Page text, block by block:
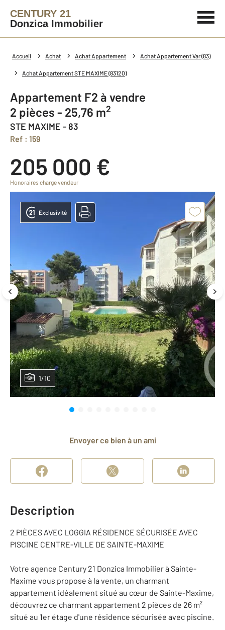
CENTURY 21
Donzica Immobilier
Accueil Achat Achat Appartement Achat Appartement Var (83)
Achat Appartement STE MAXIME (83120)
Appartement F2 à vendre
2 pièces - 25,76 m2
STE MAXIME - 83
Ref : 159
205 000 €
Honoraires charge vendeur
1/10
Exclusivité
Envoyer ce bien à un ami
Description
2 PIÈCES AVEC LOGGIA RÉSIDENCE SÉCURISÉE AVEC
PISCINE CENTRE-VILLE DE SAINTE-MAXIME
Votre agence Century 21 Donzica Immobilier à Sainte-
Maxime vous propose à la vente, un charmant
appartement idéalement situé au cœur de Sainte-Maxime,
découvrez ce charmant appartement 2 pièces de 26 m²
situé au 1er étage d'une résidence sécurisée avec piscine.